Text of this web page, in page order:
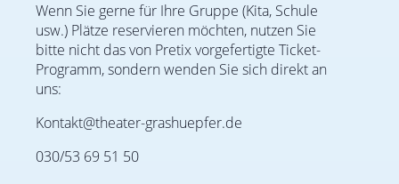
Wenn Sie gerne für Ihre Gruppe (Kita, Schule
usw.) Plätze reservieren möchten, nutzen Sie
bitte nicht das von Pretix vorgefertigte Ticket-
Programm, sondern wenden Sie sich direkt an
uns:
Kontakt@theater-grashuepfer.de
030/53 69 51 50